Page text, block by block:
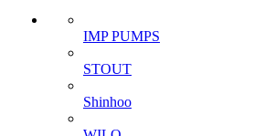
IMP PUMPS
STOUT
Shinhoo